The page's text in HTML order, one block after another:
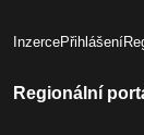
InzercePřihlášení
Regionální